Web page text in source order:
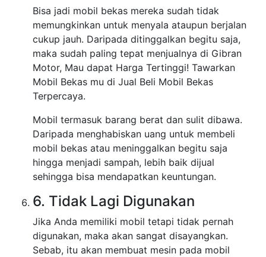
Bisa jadi mobil bekas mereka sudah tidak
memungkinkan untuk menyala ataupun berjalan
cukup jauh. Daripada ditinggalkan begitu saja,
maka sudah paling tepat menjualnya di Gibran
Motor, Mau dapat Harga Tertinggi! Tawarkan
Mobil Bekas mu di Jual Beli Mobil Bekas
Terpercaya.
Mobil termasuk barang berat dan sulit dibawa.
Daripada menghabiskan uang untuk membeli
mobil bekas atau meninggalkan begitu saja
hingga menjadi sampah, lebih baik dijual
sehingga bisa mendapatkan keuntungan.
6. Tidak Lagi Digunakan
Jika Anda memiliki mobil tetapi tidak pernah
digunakan, maka akan sangat disayangkan.
Sebab, itu akan membuat mesin pada mobil